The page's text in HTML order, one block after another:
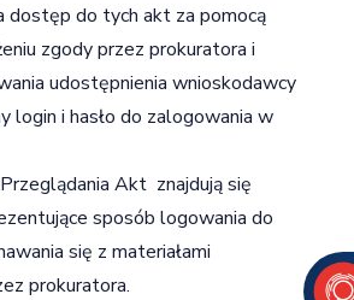
dostęp do tych akt za pomocą
zgody przez prokuratora i
udostępnienia wnioskodawcy
login i hasło do zalogowania w
Akt znajdują się
sposób logowania do
się z materiałami
prokuratora.